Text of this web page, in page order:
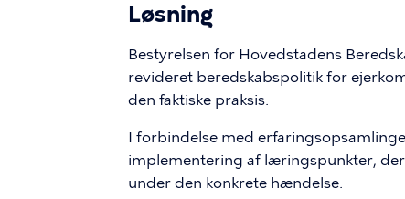
Løsning
Bestyrelsen for Hovedstadens
revideret beredskabspolitik for
den faktiske praksis.
I forbindelse med
implementering af læringspunkter,
under den konkrete hændelse.